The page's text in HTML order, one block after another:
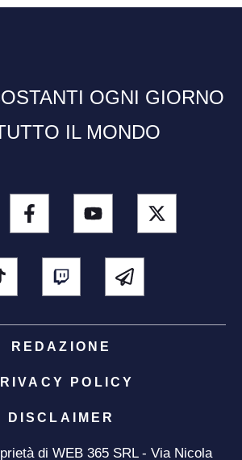
OGNI GIORNO
IL MONDO
REDAZIONE
POLICY
DISCLAIMER
di WEB 365 SRL - Via Nicola